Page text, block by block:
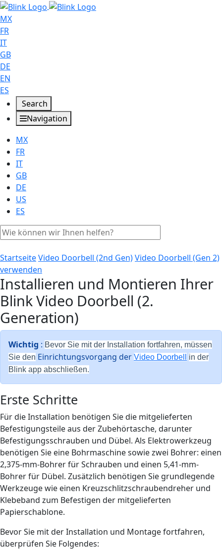
MX
FR
IT
GB
DE
EN
ES
Search
Navigation
MX
FR
IT
GB
DE
US
ES
StartseiteVideo Doorbell (2nd Gen)Video Doorbell (Gen 2)
verwenden
Installieren und Montieren Ihrer
Blink Video Doorbell (2.
Generation)
Wichtig : Bevor Sie mit der Installation fortfahren, müssen
Sie den Einrichtungsvorgang der Video Doorbell
in der
Blink app abschließen.
Erste Schritte
Für die Installation benötigen Sie die mitgelieferten
Befestigungsteile aus der Zubehörtasche, darunter
Befestigungsschrauben und Dübel. Als Elektrowerkzeug
benötigen Sie eine Bohrmaschine sowie zwei Bohrer: einen
2,375-mm-Bohrer für Schrauben und einen 5,41-mm-
Bohrer für Dübel. Zusätzlich benötigen Sie grundlegende
Werkzeuge wie einen Kreuzschlitzschraubendreher und
Klebeband zum Befestigen der mitgelieferten
Papierschablone.
Bevor Sie mit der Installation und Montage fortfahren,
überprüfen Sie Folgendes: